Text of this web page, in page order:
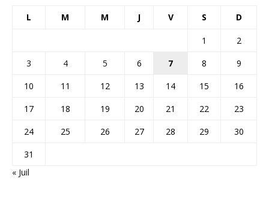
L M M J V S D
1
2
3
4 5 6 7 8
9
10
11 12 13 14 15
16
17
18 19 20 21 22
23
24
25 26 27 28 29
30
31
« Juil